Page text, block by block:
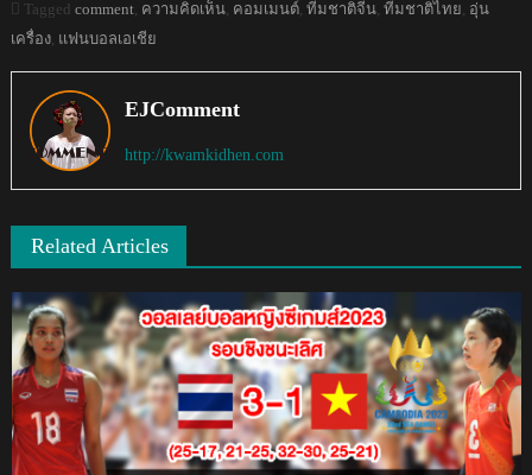
Tagged comment, ความคิดเห็น, คอมเมนต์, ทีมชาติจีน, ทีมชาติไทย, อุ่น
เครื่อง, แฟนบอลเอเชีย
EJComment
http://kwamkidhen.com
Related Articles